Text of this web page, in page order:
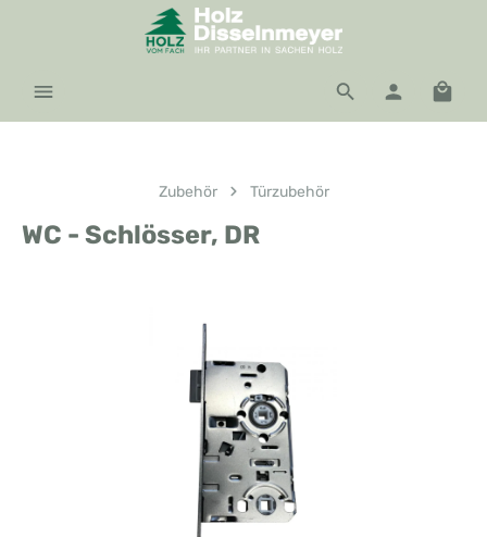
Zum Hauptinhalt springen
Zubehör Türzubehör
WC - Schlösser, DR